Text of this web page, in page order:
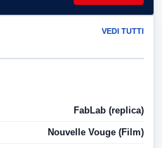
VEDI TUTTI
FabLab (replica)
Nouvelle Vouge (Film)